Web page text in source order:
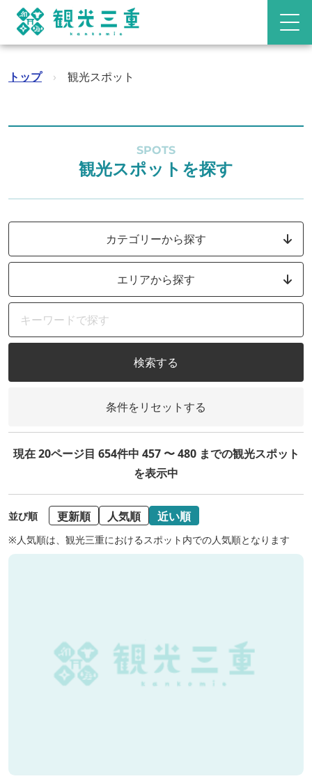
トップ › 観光スポット
SPOTS
観光スポットを探す
カテゴリーから探す
エリアから探す
検索する
条件をリセットする
現在 20ページ目 654件中 457 〜 480 までの観光スポット
を表示中
並び順 更新順 人気順 近い順
※人気順は、観光三重におけるスポット内での人気順となります